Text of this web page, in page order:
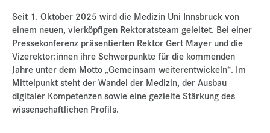
Seit 1. Oktober 2025 wird die Medizin Uni Innsbruck von
einem neuen, vierköpfigen Rektoratsteam geleitet. Bei einer
Pressekonferenz präsentierten Rektor Gert Mayer und die
Vizerektor:innen ihre Schwerpunkte für die kommenden
Jahre unter dem Motto „Gemeinsam weiterentwickeln“. Im
Mittelpunkt steht der Wandel der Medizin, der Ausbau
digitaler Kompetenzen sowie eine gezielte Stärkung des
wissenschaftlichen Profils.